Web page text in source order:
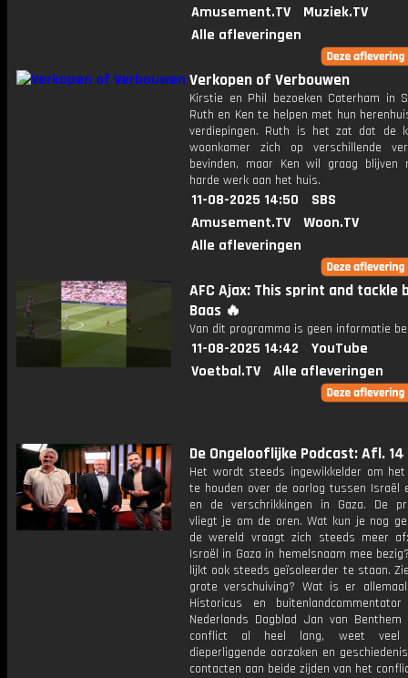
Amusement.TV
Muziek.TV
Alle afleveringen
Verkopen of Verbouwen
Kirstie en Phil bezoeken Caterham in
Ruth en Ken te helpen met hun
verdiepingen. Ruth is het zat dat de
woonkamer zich op verschillende
bevinden, maar Ken wil graag blijven
harde werk aan het huis.
11-08-2025 14:50
SBS
Amusement.TV
Woon.TV
Alle afleveringen
AFC Ajax: This sprint and tackle
Baas 🔥
Van dit programma is geen informatie
11-08-2025 14:42
YouTube
Voetbal.TV
Alle afleveringen
De Ongelooflijke Podcast: Afl. 14
Het wordt steeds ingewikkelder om
te houden over de oorlog tussen Israël
en de verschrikkingen in Gaza. De
vliegt je om de oren. Wat kun je nog
de wereld vraagt zich steeds meer
Israël in Gaza in hemelsnaam mee
lijkt ook steeds geïsoleerder te staan.
grote verschuiving? Wat is er
Historicus en
Nederlands Dagblad Jan van
conflict al heel lang, weet
dieperliggende oorzaken en
contacten aan beide zijden van het